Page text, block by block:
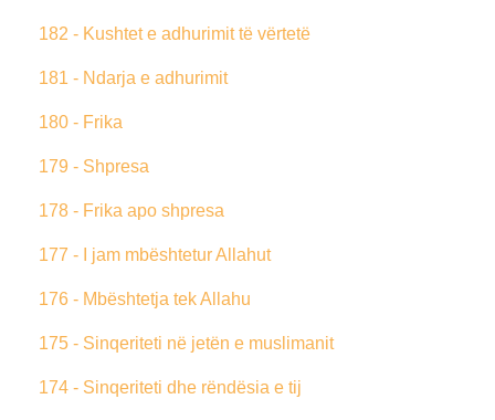
182 - Kushtet e adhurimit të vërtetë
181 - Ndarja e adhurimit
180 - Frika
179 - Shpresa
178 - Frika apo shpresa
177 - I jam mbështetur Allahut
176 - Mbështetja tek Allahu
175 - Sinqeriteti në jetën e muslimanit
174 - Sinqeriteti dhe rëndësia e tij